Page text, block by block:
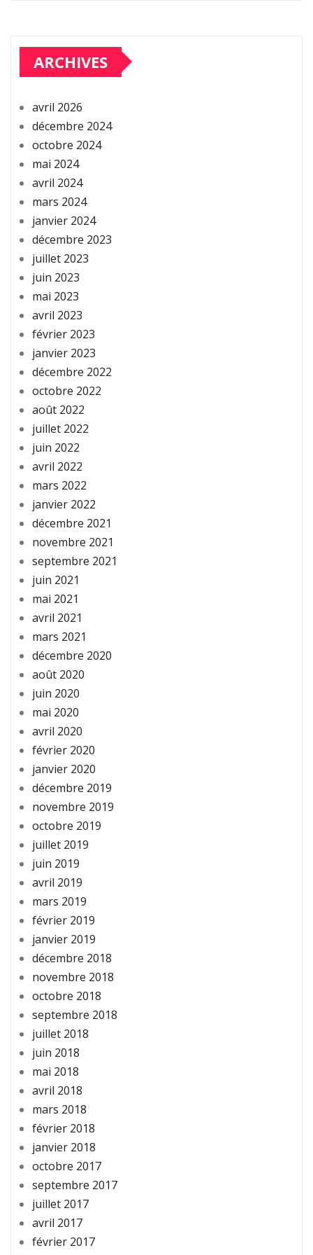
ARCHIVES
avril 2026
décembre 2024
octobre 2024
mai 2024
avril 2024
mars 2024
janvier 2024
décembre 2023
juillet 2023
juin 2023
mai 2023
avril 2023
février 2023
janvier 2023
décembre 2022
octobre 2022
août 2022
juillet 2022
juin 2022
avril 2022
mars 2022
janvier 2022
décembre 2021
novembre 2021
septembre 2021
juin 2021
mai 2021
avril 2021
mars 2021
décembre 2020
août 2020
juin 2020
mai 2020
avril 2020
février 2020
janvier 2020
décembre 2019
novembre 2019
octobre 2019
juillet 2019
juin 2019
avril 2019
mars 2019
février 2019
janvier 2019
décembre 2018
novembre 2018
octobre 2018
septembre 2018
juillet 2018
juin 2018
mai 2018
avril 2018
mars 2018
février 2018
janvier 2018
octobre 2017
septembre 2017
juillet 2017
avril 2017
février 2017